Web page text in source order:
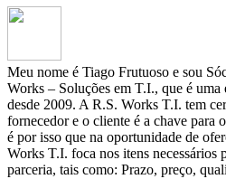
Meu nome é Tiago Frutuoso e sou
Works – Soluções em T.I., que é uma
desde 2009. A R.S. Works T.I. tem
fornecedor e o cliente é a chave para
é por isso que na oportunidade de
Works T.I. foca nos itens necessários
parceria, tais como: Prazo, preço,